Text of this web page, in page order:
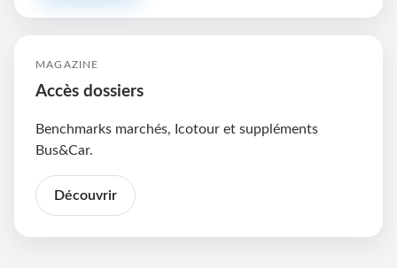
MAGAZINE
Accès dossiers
Benchmarks marchés, Icotour et suppléments
Bus&Car.
Découvrir